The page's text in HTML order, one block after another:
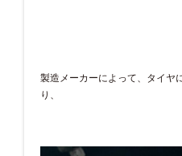
製造メーカーによって、タイヤ
り、